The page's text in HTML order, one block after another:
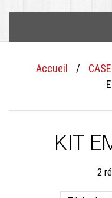
Accueil /
KIT
2